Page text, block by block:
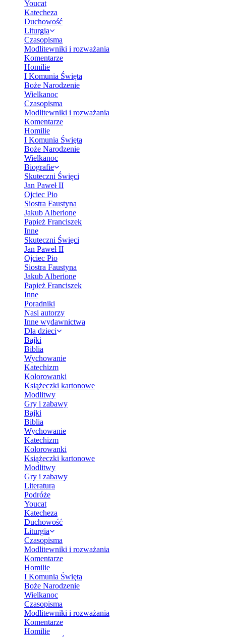
Youcat
Katecheza
Duchowość
Liturgia
Czasopisma
Modlitewniki i rozważania
Komentarze
Homilie
I Komunia Święta
Boże Narodzenie
Wielkanoc
Czasopisma
Modlitewniki i rozważania
Komentarze
Homilie
I Komunia Święta
Boże Narodzenie
Wielkanoc
Biografie
Skuteczni Święci
Jan Paweł II
Ojciec Pio
Siostra Faustyna
Jakub Alberione
Papież Franciszek
Inne
Skuteczni Święci
Jan Paweł II
Ojciec Pio
Siostra Faustyna
Jakub Alberione
Papież Franciszek
Inne
Poradniki
Nasi autorzy
Inne wydawnictwa
Dla dzieci
Bajki
Biblia
Wychowanie
Katechizm
Kolorowanki
Książeczki kartonowe
Modlitwy
Gry i zabawy
Bajki
Biblia
Wychowanie
Katechizm
Kolorowanki
Książeczki kartonowe
Modlitwy
Gry i zabawy
Literatura
Podróże
Youcat
Katecheza
Duchowość
Liturgia
Czasopisma
Modlitewniki i rozważania
Komentarze
Homilie
I Komunia Święta
Boże Narodzenie
Wielkanoc
Czasopisma
Modlitewniki i rozważania
Komentarze
Homilie